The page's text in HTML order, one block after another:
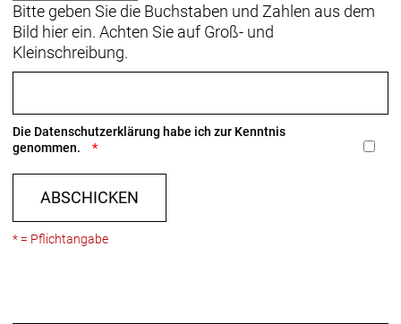
Bitte geben Sie die Buchstaben und Zahlen aus dem
Bild hier ein. Achten Sie auf Groß- und
Kleinschreibung.
Die Datenschutzerklärung habe ich zur Kenntnis
genommen.
ABSCHICKEN
* = Pflichtangabe